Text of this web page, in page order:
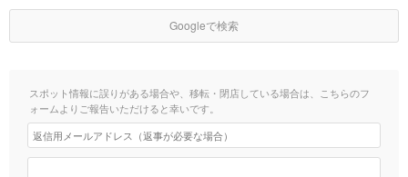
Googleで検索
スポット情報に誤りがある場合や、移転・閉店している場合は、こちらのフ
ォームよりご報告いただけると幸いです。